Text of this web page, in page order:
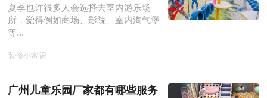
夏季也许很多人会选择去室内游乐场
所，觉得例如商场、影院、室内淘气堡
等...
装修小常识
广州儿童乐园厂家都有哪些服务